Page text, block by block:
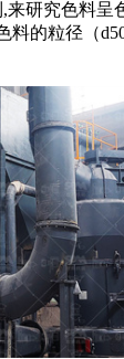
研究色料
料的粒径（